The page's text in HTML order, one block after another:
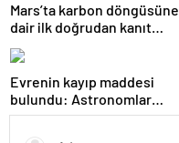
Mars’ta karbon döngüsüne
dair ilk doğrudan kanıt
bulundu
Evrenin kayıp maddesi
bulundu: Astronomlar
hidrojenin izini sürdü